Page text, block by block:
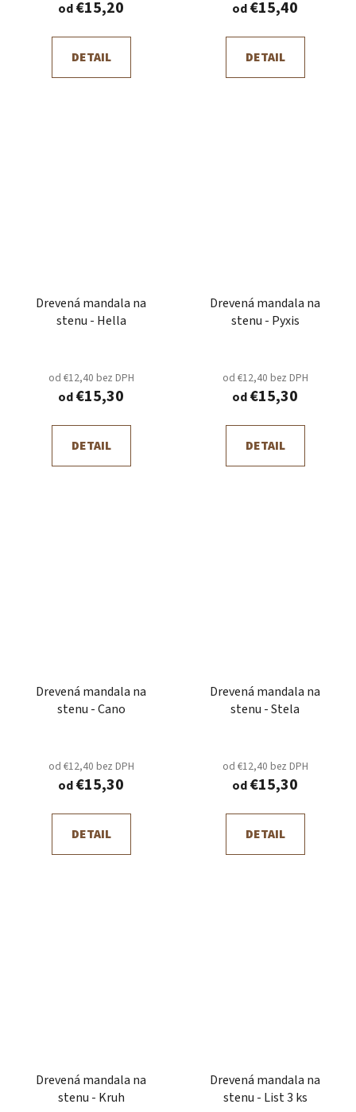
od€15,20
DETAIL
od€15,40
DETAIL
Drevená mandala na
stenu - Hella
od €12,40 bez DPH
od€15,30
DETAIL
Drevená mandala na
stenu - Pyxis
od €12,40 bez DPH
od€15,30
DETAIL
Drevená mandala na
stenu - Cano
od €12,40 bez DPH
od€15,30
DETAIL
Drevená mandala na
stenu - Stela
od €12,40 bez DPH
od€15,30
DETAIL
Drevená mandala na
stenu - Kruh
Drevená mandala na
stenu - List 3 ks